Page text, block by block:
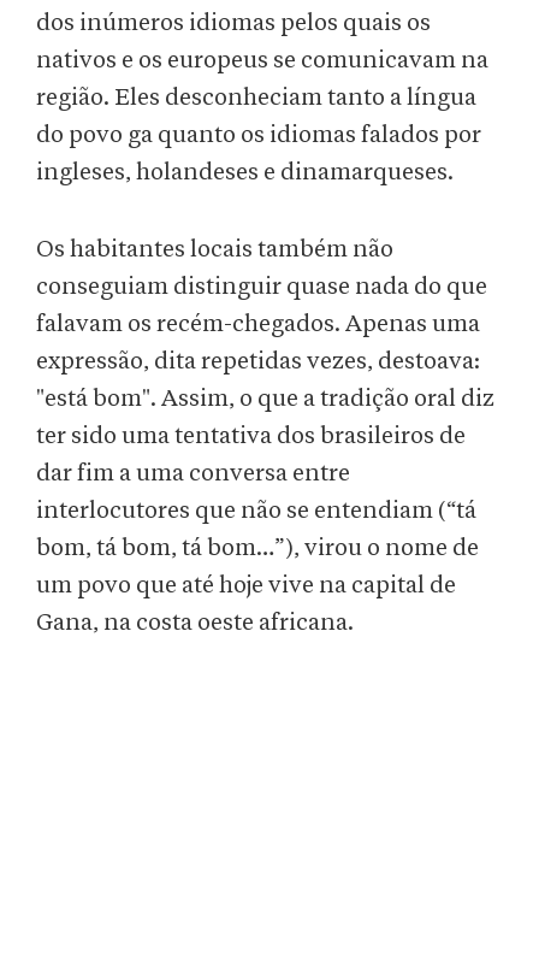
dos inúmeros idiomas pelos quais os
nativos e os europeus se comunicavam na
região. Eles desconheciam tanto a língua
do povo ga quanto os idiomas falados por
ingleses, holandeses e dinamarqueses.
Os habitantes locais também não
conseguiam distinguir quase nada do que
falavam os recém-chegados. Apenas uma
expressão, dita repetidas vezes, destoava:
"está bom". Assim, o que a tradição oral diz
ter sido uma tentativa dos brasileiros de
dar fim a uma conversa entre
interlocutores que não se entendiam (“tá
bom, tá bom, tá bom…”), virou o nome de
um povo que até hoje vive na capital de
Gana, na costa oeste africana.